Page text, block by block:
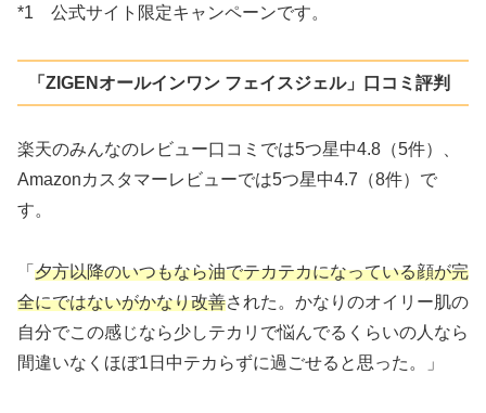
*1 公式サイト限定キャンペーンです。
「ZIGENオールインワン フェイスジェル」口コミ評判
楽天のみんなのレビュー口コミでは5つ星中4.8（5件）、
Amazonカスタマーレビューでは5つ星中4.7（8件）で
す。
「 夕方以降のいつもなら油でテカテカになっている顔が完
全にではないがかなり改善された。かなりのオイリー肌の
自分でこの感じなら少しテカリで悩んでるくらいの人なら
間違いなくほぼ1日中テカらずに過ごせると思った。」